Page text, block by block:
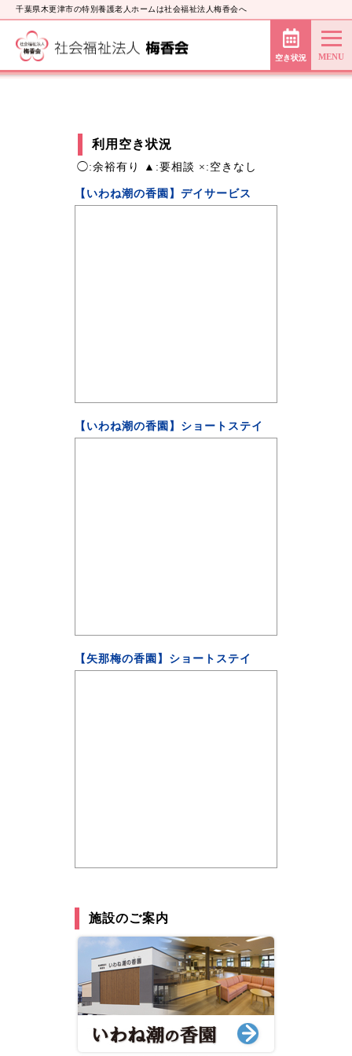
千葉県木更津市の特別養護老人ホームは社会福祉法人梅香会へ
空き状況
利用空き状況
◯:余裕有り ▲:要相談 ×:空きなし
【いわね潮の香園】デイサービス
【いわね潮の香園】ショートステイ
【矢那梅の香園】ショートステイ
施設のご案内